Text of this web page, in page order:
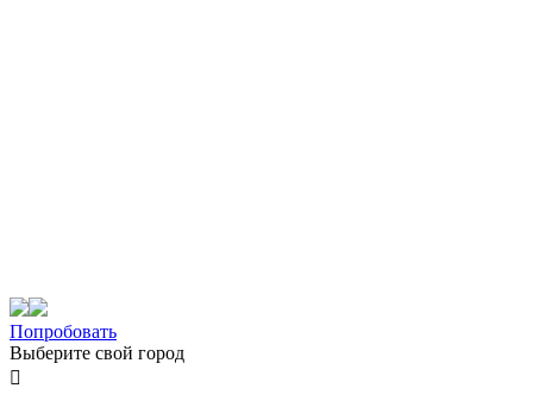
Попробовать
Выберите свой город
